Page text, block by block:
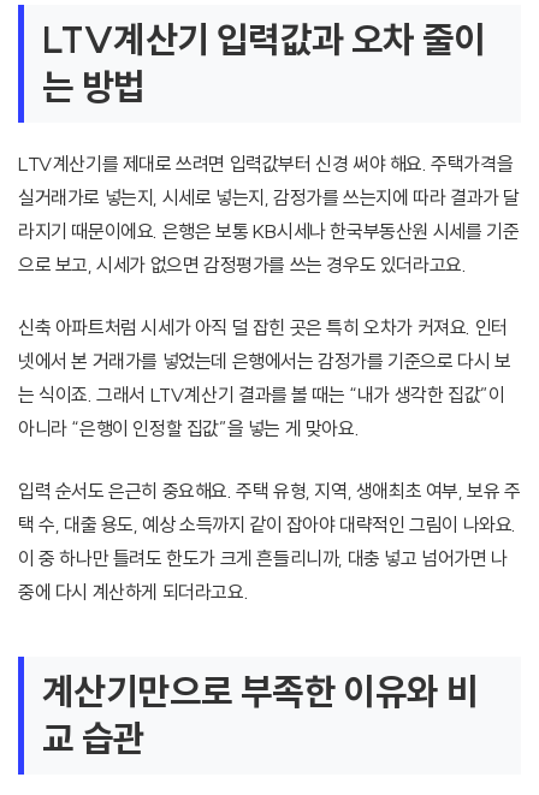
LTV계산기 입력값과 오차 줄이
는 방법
LTV계산기를 제대로 쓰려면 입력값부터 신경 써야 해요. 주택가격을
실거래가로 넣는지, 시세로 넣는지, 감정가를 쓰는지에 따라 결과가 달
라지기 때문이에요. 은행은 보통 KB시세나 한국부동산원 시세를 기준
으로 보고, 시세가 없으면 감정평가를 쓰는 경우도 있더라고요.
신축 아파트처럼 시세가 아직 덜 잡힌 곳은 특히 오차가 커져요. 인터
넷에서 본 거래가를 넣었는데 은행에서는 감정가를 기준으로 다시 보
는 식이죠. 그래서 LTV계산기 결과를 볼 때는 “내가 생각한 집값”이
아니라 “은행이 인정할 집값”을 넣는 게 맞아요.
입력 순서도 은근히 중요해요. 주택 유형, 지역, 생애최초 여부, 보유 주
택 수, 대출 용도, 예상 소득까지 같이 잡아야 대략적인 그림이 나와요.
이 중 하나만 틀려도 한도가 크게 흔들리니까, 대충 넣고 넘어가면 나
중에 다시 계산하게 되더라고요.
계산기만으로 부족한 이유와 비
교 습관